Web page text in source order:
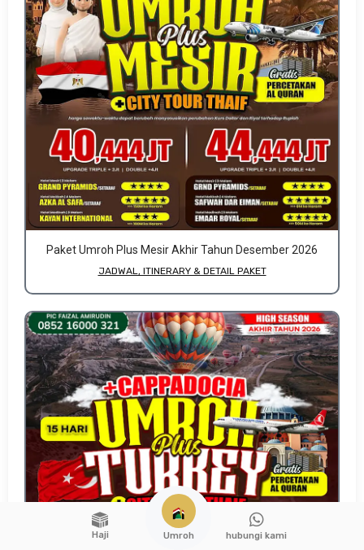
Paket Umroh Plus Mesir Akhir Tahun Desember 2026
JADWAL, ITINERARY & DETAIL PAKET
Haji Umroh hubungi kami